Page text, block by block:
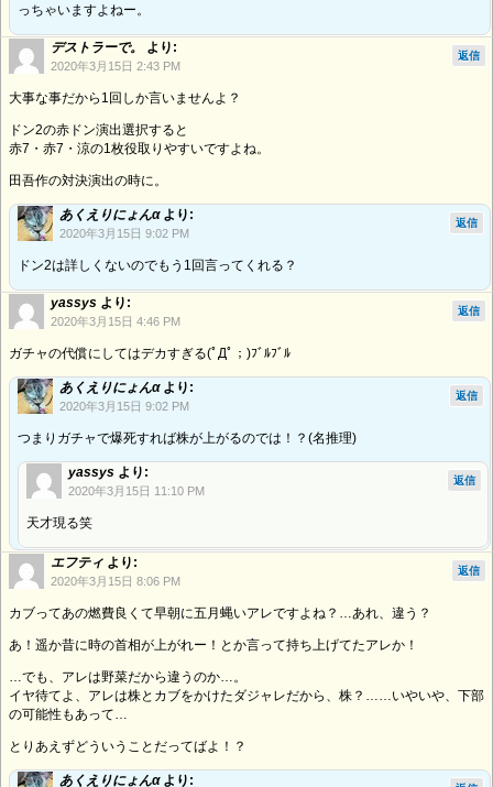
っちゃいますよねー。
デストラーで。 より:
2020年3月15日 2:43 PM
大事な事だから1回しか言いませんよ？
ドン2の赤ドン演出選択すると
赤7・赤7・涼の1枚役取りやすいですよね。
田吾作の対決演出の時に。
返信
あくえりにょんα より:
2020年3月15日 9:02 PM
ドン2は詳しくないのでもう1回言ってくれる？
返信
yassys より:
2020年3月15日 4:46 PM
ガチャの代償にしてはデカすぎる(ﾟДﾟ；)ﾌﾞﾙﾌﾞﾙ
返信
あくえりにょんα より:
2020年3月15日 9:02 PM
つまりガチャで爆死すれば株が上がるのでは！？(名推理)
返信
yassys より:
2020年3月15日 11:10 PM
天才現る笑
返信
エフティ より:
2020年3月15日 8:06 PM
カブってあの燃費良くて早朝に五月蝿いアレですよね？…あれ、違う？
あ！遥か昔に時の首相が上がれー！とか言って持ち上げてたアレか！
…でも、アレは野菜だから違うのか…。
イヤ待てよ、アレは株とカブをかけたダジャレだから、株？……いやいや、下部
の可能性もあって…
とりあえずどういうことだってばよ！？
返信
あくえりにょんα より: